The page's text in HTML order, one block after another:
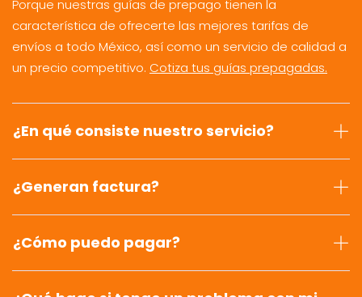
Porque nuestras guías de prepago tienen la
característica de ofrecerte las mejores tarifas de
envíos a todo México, así como un servicio de calidad a
un precio competitivo. Cotiza tus guías prepagadas.
¿En qué consiste nuestro servicio?
¿Generan factura?
¿Cómo puedo pagar?